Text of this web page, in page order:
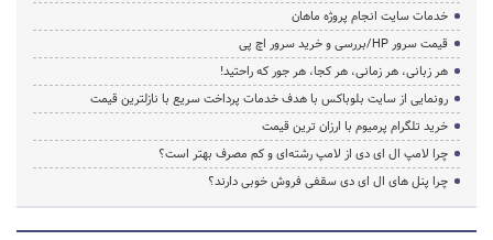
خدمات سایت انجام پروژه ماهان
قیمت سرور HP/بررسی و خرید سرور اچ پی
هر زبانی، هر زمانی، هر کجا، هر جور که راحتید!
رونمایی از سایت بلوباکس با هدف خدمات پرداخت سریع با نازلترین قیمت
خرید تلگرام پرمیوم با ارزان ترین قیمت
چرا لامپ ال ای دی از لامپ رشته‌ای و کم مصرف بهتر است؟
چرا پنل های ال ای دی سقفی فروش خوبی دارند؟